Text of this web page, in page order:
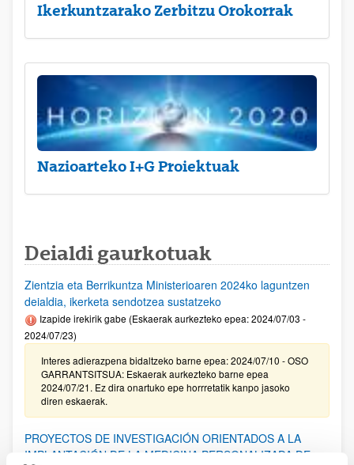
Ikerkuntzarako Zerbitzu Orokorrak
Nazioarteko I+G Proiektuak
Deialdi gaurkotuak
Zientzia eta Berrikuntza Ministerioaren 2024ko laguntzen
deialdia, ikerketa sendotzea sustatzeko
Izapide irekirik gabe (Eskaerak aurkezteko epea: 2024/07/03 -
2024/07/23)
Interes adierazpena bidaltzeko barne epea: 2024/07/10 - OSO
GARRANTSITSUA: Eskaerak aurkezteko barne epea
2024/07/21. Ez dira onartuko epe horrretatik kanpo jasoko
diren eskaerak.
PROYECTOS DE INVESTIGACIÓN ORIENTADOS A LA
IMPLANTACIÓN DE LA MEDICINA PERSONALIZADA DE